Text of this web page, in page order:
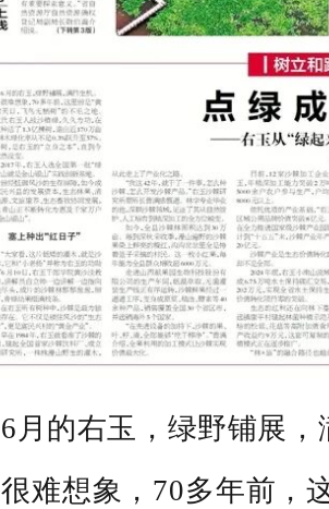
6月 的右玉，绿野铺展，
很难想象，70多年前，